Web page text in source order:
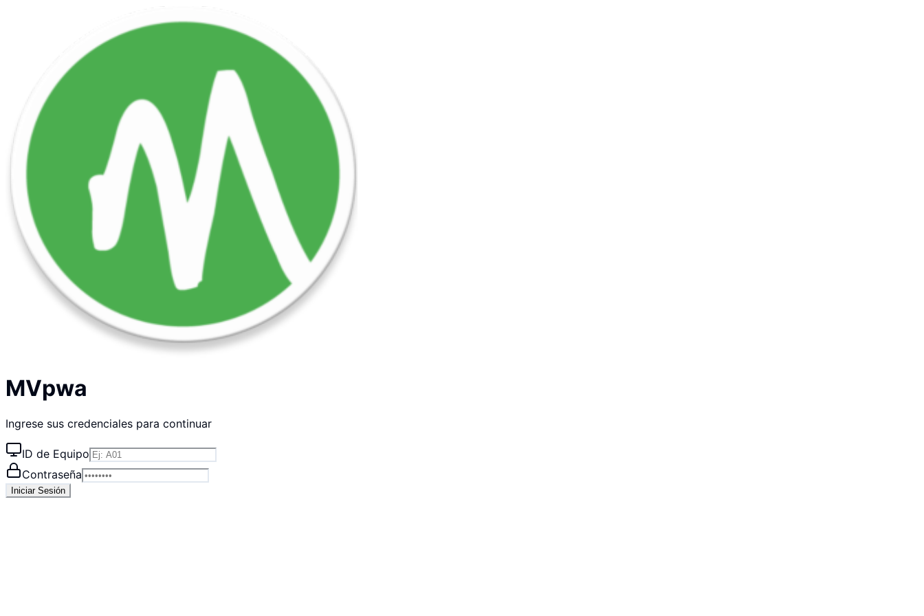
MVpwa
Ingrese sus credenciales para continuar
ID de Equipo
Contraseña
Iniciar Sesión